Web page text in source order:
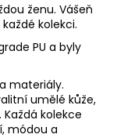
ženu. Vášeň
kolekci.
PU a byly
materiály.
umělé kůže,
kolekce
módou a